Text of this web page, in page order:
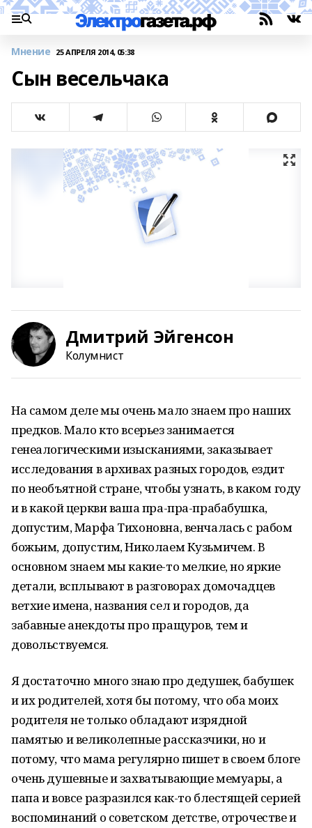
Мнение 25 АПРЕЛЯ 2014, 05:38
Сын весельчака
Дмитрий Эйгенсон
Колумнист
На самом деле мы очень мало знаем про наших
предков. Мало кто всерьез занимается
генеалогическими изысканиями, заказывает
исследования в архивах разных городов, ездит
по необъятной стране, чтобы узнать, в каком году
и в какой церкви ваша пра-пра-прабабушка,
допустим, Марфа Тихоновна, венчалась с рабом
божьим, допустим, Николаем Кузьмичем. В
основном знаем мы какие-то мелкие, но яркие
детали, всплывают в разговорах домочадцев
ветхие имена, названия сел и городов, да
забавные анекдоты про пращуров, тем и
довольствуемся.
Я достаточно много знаю про дедушек, бабушек
и их родителей, хотя бы потому, что оба моих
родителя не только обладают изрядной
памятью и великолепные рассказчики, но и
потому, что мама регулярно пишет в своем блоге
очень душевные и захватывающие мемуары, а
папа и вовсе разразился как-то блестящей серией
воспоминаний о советском детстве, отрочестве и